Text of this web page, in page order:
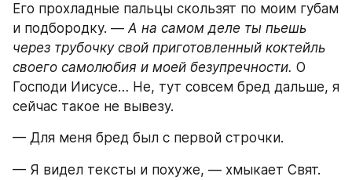
Его прохладные пальцы скользят по моим губам
и подбородку. — А на самом деле ты пьешь
через трубочку свой приготовленный коктейль
своего самолюбия и моей безупречности. О
Господи Иисусе… Не, тут совсем бред дальше, я
сейчас такое не вывезу.
— Для меня бред был с первой строчки.
— Я видел тексты и похуже, — хмыкает Свят.